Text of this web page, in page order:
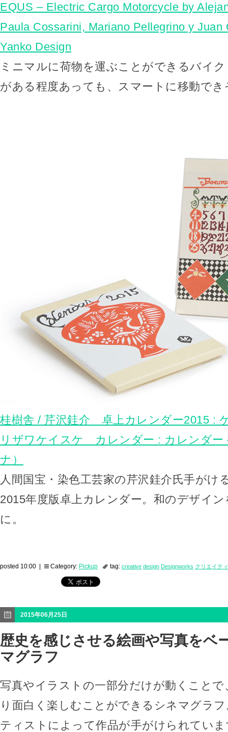
EQUS – Electric Cargo Motorcycle by
Paula Cossarini, Mariano Pellegrino y Juan
Yanko Design
ミニマルに荷物を運ぶことができるバイ
がある程度あっても、スマートに移動で
桂樹舎 / 芹沢銈介 卓上カレンダー2015 :
リザワケイスケ カレンダー : カレンダー
ナ）
人間国宝・染色工芸家の芹沢銈介氏手がけ
2015年度版卓上カレンダー。和のデザイ
に。
posted 10:00 | Category: Pickup tag: creative design Designworks クリエイテ
2015年06月25日
歴史を感じさせる絵画や写真をベ
マグラフ
写真やイラストの一部分だけが動くこと
り面白く楽しむことができるシネマグラ
ティストによって作品が手がけられてい